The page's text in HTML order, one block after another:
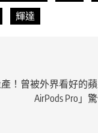
輝達
產！曾被外界看好的
AirPods Pro」